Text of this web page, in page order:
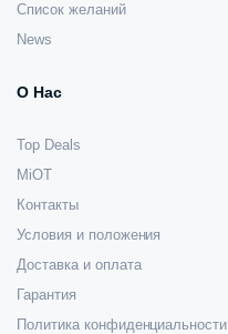
Список желаний
News
О Нас
Top Deals
MiOT
Контакты
Условия и положения
Доставка и оплата
Гарантия
Политика конфиденциальности